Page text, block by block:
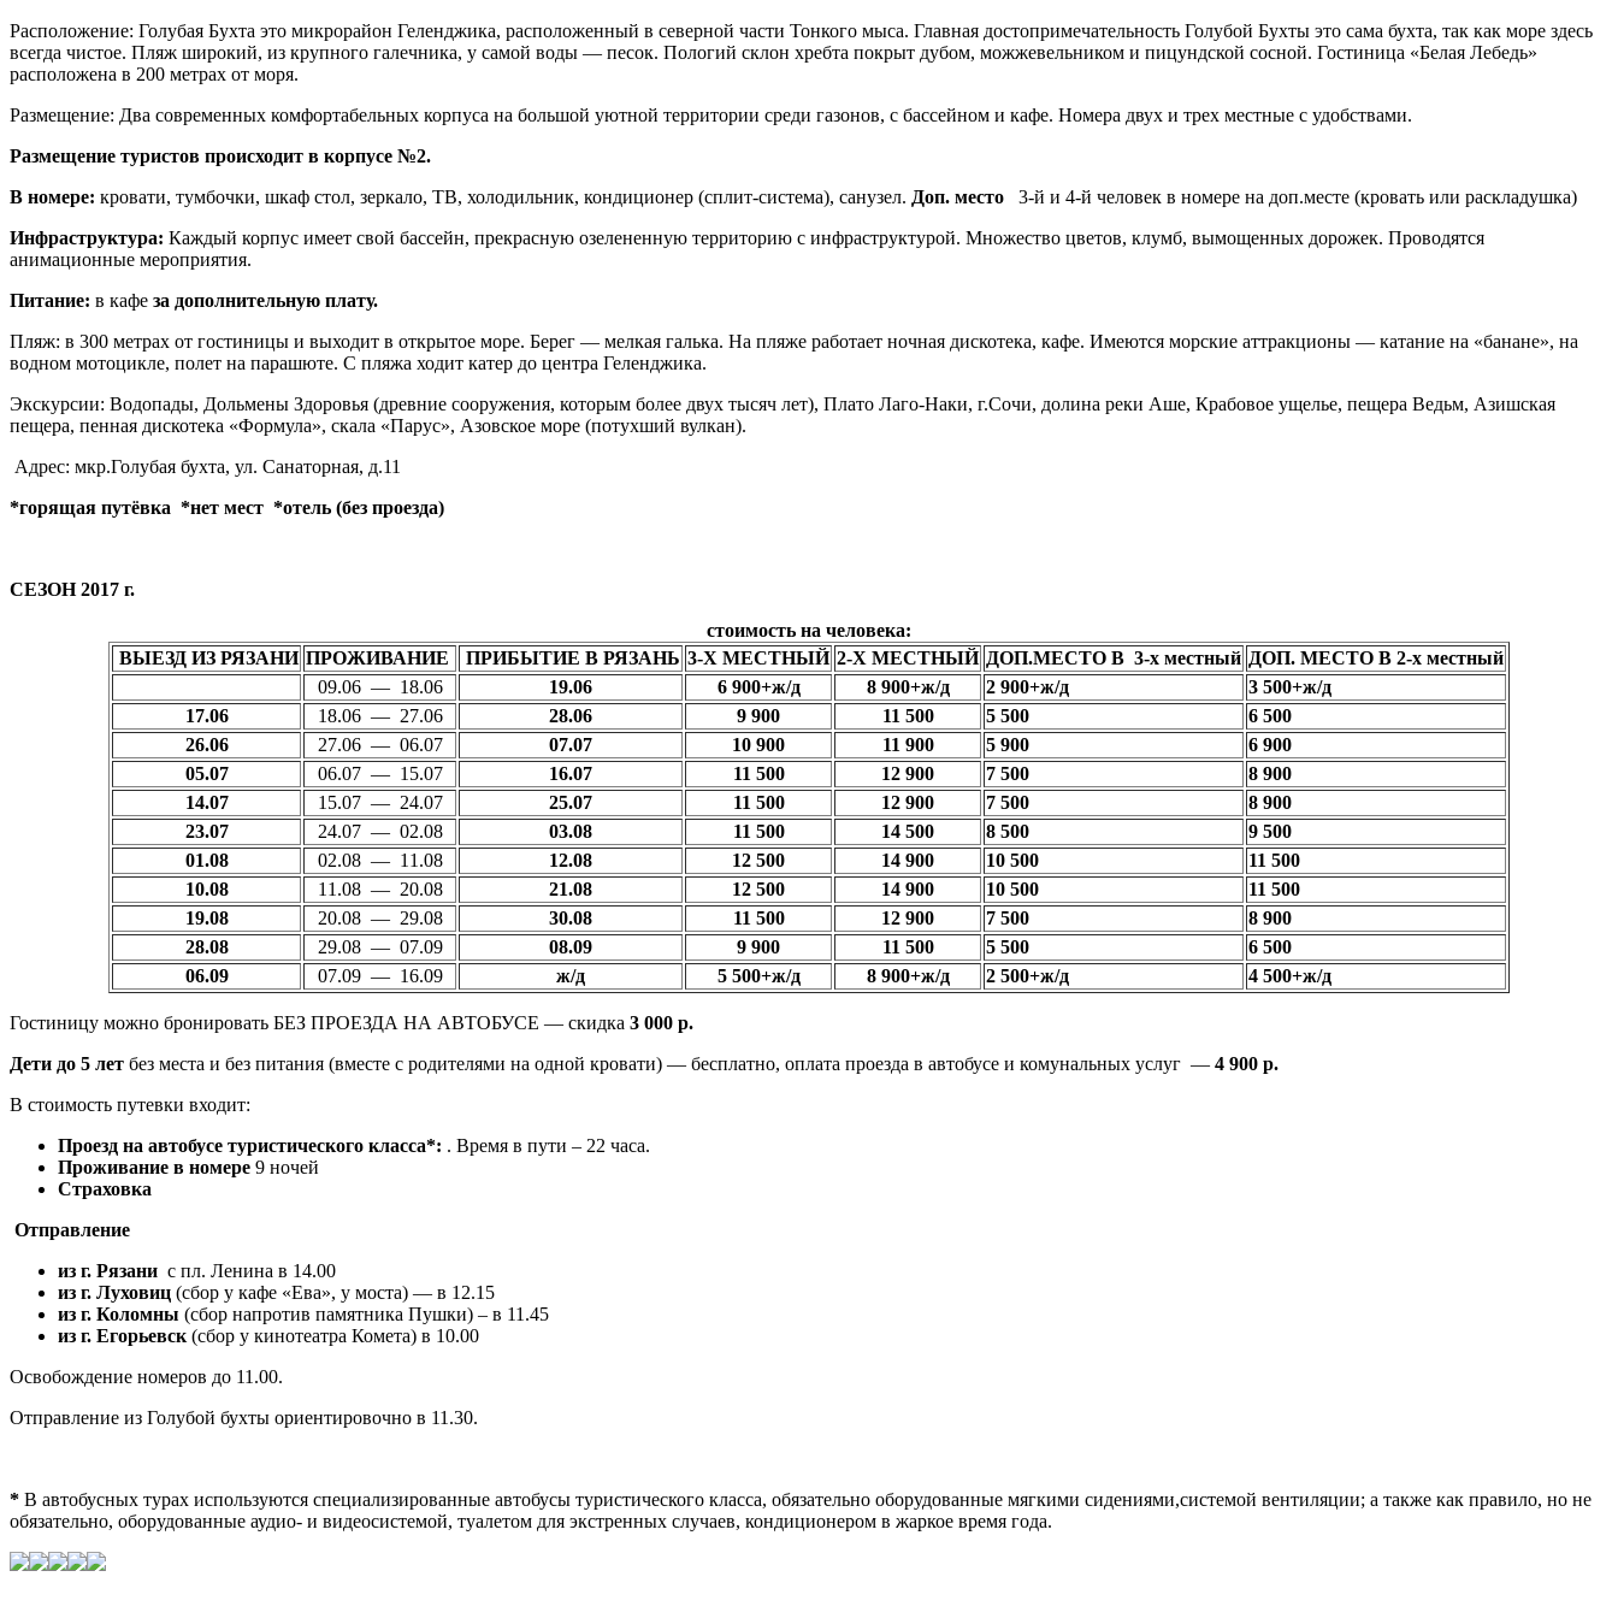
Расположение: Голубая Бухта это микрорайон Геленджика, расположенный в северной части Тонкого мыса. Главная достопримечательность Голубой Бухты это сама бухта, так как море здесь
всегда чистое. Пляж широкий, из крупного галечника, у самой воды — песок. Пологий склон хребта покрыт дубом, можжевельником и пицундской сосной. Гостиница «Белая Лебедь»
расположена в 200 метрах от моря.
Размещение: Два современных комфортабельных корпуса на большой уютной территории среди газонов, с бассейном и кафе. Номера двух и трех местные с удобствами.
Размещение туристов происходит в корпусе №2.
В номере: кровати, тумбочки, шкаф стол, зеркало, ТВ, холодильник, кондиционер (сплит-система), санузел. Доп. место 3-й и 4-й человек в номере на доп.месте (кровать или раскладушка)
Инфраструктура: Каждый корпус имеет свой бассейн, прекрасную озелененную территорию с инфраструктурой. Множество цветов, клумб, вымощенных дорожек. Проводятся
анимационные мероприятия.
Питание: в кафе за дополнительную плату.
Пляж: в 300 метрах от гостиницы и выходит в открытое море. Берег — мелкая галька. На пляже работает ночная дискотека, кафе. Имеются морские аттракционы — катание на «банане», на
водном мотоцикле, полет на парашюте. С пляжа ходит катер до центра Геленджика.
Экскурсии: Водопады, Дольмены Здоровья (древние сооружения, которым более двух тысяч лет), Плато Лаго-Наки, г.Сочи, долина реки Аше, Крабовое ущелье, пещера Ведьм, Азишская
пещера, пенная дискотека «Формула», скала «Парус», Азовское море (потухший вулкан).
Адрес: мкр.Голубая бухта, ул. Санаторная, д.11
*горящая путёвка *нет мест *отель (без проезда)
СЕЗОН 2017 г.
стоимость на человека:
ВЫЕЗД ИЗ РЯЗАНИ ПРОЖИВАНИЕ ПРИБЫТИЕ В РЯЗАНЬ 3-Х МЕСТНЫЙ 2-Х МЕСТНЫЙ ДОП.МЕСТО В 3-х местный ДОП. МЕСТО В 2-х местный
09.06 — 18.06
19.06 6 900+ж/д 8 900+ж/д 2 900+ж/д
3 500+ж/д
17.06
18.06 — 27.06 28.06 9 900 11 500 5 500
6 500
26.06
27.06 — 06.07 07.07 10 900 11 900 5 900
6 900
05.07
06.07 — 15.07 16.07 11 500 12 900 7 500
8 900
14.07
15.07 — 24.07 25.07 11 500 12 900 7 500
8 900
23.07
24.07 — 02.08 03.08 11 500 14 500 8 500
9 500
01.08
02.08 — 11.08 12.08 12 500 14 900 10 500
11 500
10.08
11.08 — 20.08 21.08 12 500 14 900 10 500
11 500
19.08
20.08 — 29.08 30.08 11 500 12 900 7 500
8 900
28.08
29.08 — 07.09 08.09 9 900 11 500 5 500
6 500
06.09
07.09 — 16.09 ж/д 5 500+ж/д 8 900+ж/д 2 500+ж/д 4 500+ж/д
Гостиницу можно бронировать БЕЗ ПРОЕЗДА НА АВТОБУСЕ — скидка 3 000 р.
Дети до 5 лет без места и без питания (вместе с родителями на одной кровати) — бесплатно, оплата проезда в автобусе и комунальных услуг — 4 900 р.
В стоимость путевки входит:
Проезд на автобусе туристического класса*: . Время в пути – 22 часа.
Проживание в номере 9 ночей
Страховка
Отправление
из г. Рязани с пл. Ленина в 14.00
из г. Луховиц (сбор у кафе «Ева», у моста) — в 12.15
из г. Коломны (сбор напротив памятника Пушки) – в 11.45
из г. Егорьевск (сбор у кинотеатра Комета) в 10.00
Освобождение номеров до 11.00.
Отправление из Голубой бухты ориентировочно в 11.30.
* В автобусных турах используются специализированные автобусы туристического класса, обязательно оборудованные мягкими сидениями,системой вентиляции; а также как правило, но не
обязательно, оборудованные аудио- и видеосистемой, туалетом для экстренных случаев, кондиционером в жаркое время года.